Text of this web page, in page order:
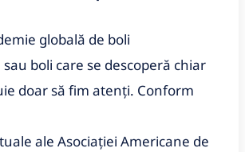
globală de boli
boli care se descoperă chiar
doar să fim atenți. Conform
ale Asociației Americane de